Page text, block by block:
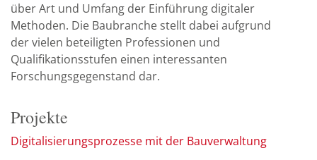
über Art und Umfang der Einführung digitaler
Methoden. Die Baubranche stellt dabei aufgrund
der vielen beteiligten Professionen und
Qualifikationsstufen einen interessanten
Forschungsgegenstand dar.
Projekte
Digitalisierungsprozesse mit der Bauverwaltung